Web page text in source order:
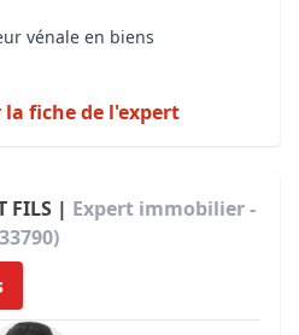
vénale en biens
la fiche de l'expert
FILS | Expert immobilier -